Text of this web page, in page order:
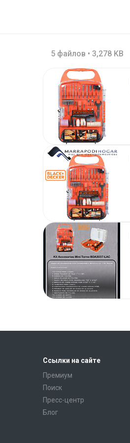
5 файлов • 3,278 KB
Ссылки на сайте
Премиум
Поиск
Пресс-центр
Блог